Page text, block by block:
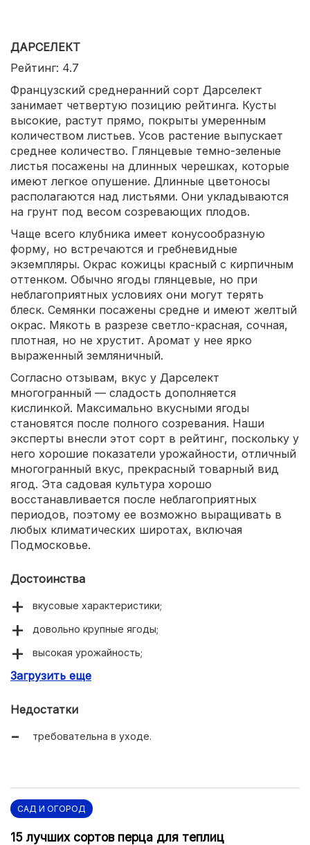
ДАРСЕЛЕКТ
Рейтинг: 4.7
Французский среднеранний сорт Дарселект
занимает четвертую позицию рейтинга. Кусты
высокие, растут прямо, покрыты умеренным
количеством листьев. Усов растение выпускает
среднее количество. Глянцевые темно-зеленые
листья посажены на длинных черешках, которые
имеют легкое опушение. Длинные цветоносы
располагаются над листьями. Они укладываются
на грунт под весом созревающих плодов.
Чаще всего клубника имеет конусообразную
форму, но встречаются и гребневидные
экземпляры. Окрас кожицы красный с кирпичным
оттенком. Обычно ягоды глянцевые, но при
неблагоприятных условиях они могут терять
блеск. Семянки посажены средне и имеют желтый
окрас. Мякоть в разрезе светло-красная, сочная,
плотная, но не хрустит. Аромат у нее ярко
выраженный земляничный.
Согласно отзывам, вкус у Дарселект
многогранный — сладость дополняется
кислинкой. Максимально вкусными ягоды
становятся после полного созревания. Наши
эксперты внесли этот сорт в рейтинг, поскольку у
него хорошие показатели урожайности, отличный
многогранный вкус, прекрасный товарный вид
ягод. Эта садовая культура хорошо
восстанавливается после неблагоприятных
периодов, поэтому ее возможно выращивать в
любых климатических широтах, включая
Подмосковье.
Достоинства
вкусовые характеристики;
довольно крупные ягоды;
высокая урожайность;
универсальность применения.
Загрузить еще
Недостатки
требовательна в уходе.
САД И ОГОРОД
15 лучших сортов перца для теплиц